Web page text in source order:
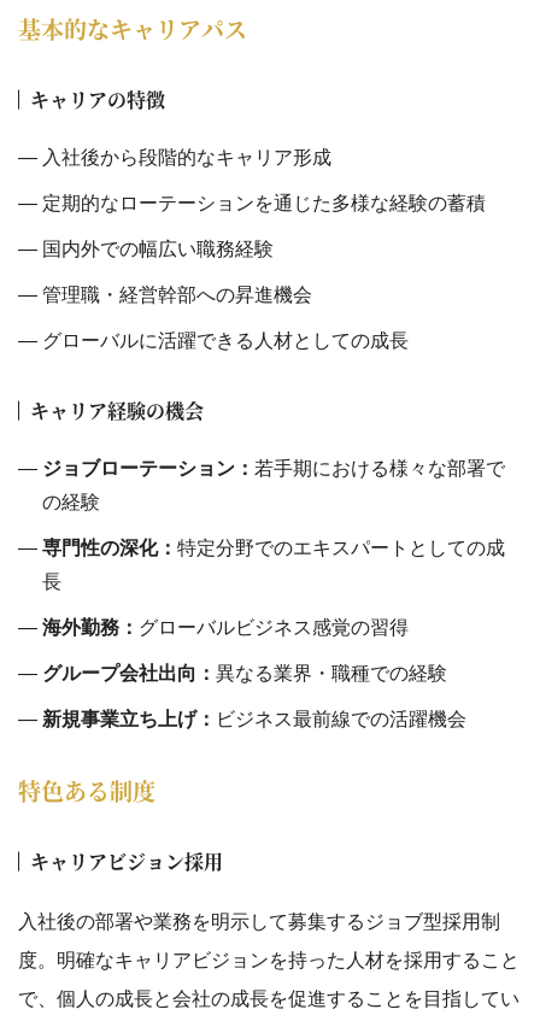
基本的なキャリアパス
キャリアの特徴
入社後から段階的なキャリア形成
定期的なローテーションを通じた多様な経験の蓄積
国内外での幅広い職務経験
管理職・経営幹部への昇進機会
グローバルに活躍できる人材としての成長
キャリア経験の機会
ジョブローテーション： 若手期における様々な部署で
の経験
専門性の深化： 特定分野でのエキスパートとしての成
長
海外勤務： グローバルビジネス感覚の習得
グループ会社出向： 異なる業界・職種での経験
新規事業立ち上げ： ビジネス最前線での活躍機会
特色ある制度
キャリアビジョン採用
入社後の部署や業務を明示して募集するジョブ型採用制
度。明確なキャリアビジョンを持った人材を採用すること
で、個人の成長と会社の成長を促進することを目指してい